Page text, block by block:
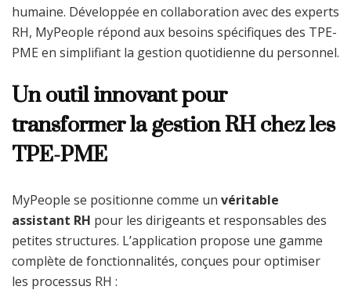
humaine. Développée en collaboration avec des experts
RH, MyPeople répond aux besoins spécifiques des TPE-
PME en simplifiant la gestion quotidienne du personnel.
Un outil innovant pour
transformer la gestion RH chez les
TPE-PME
MyPeople se positionne comme un véritable
assistant RH pour les dirigeants et responsables des
petites structures. L’application propose une gamme
complète de fonctionnalités, conçues pour optimiser
les processus RH :